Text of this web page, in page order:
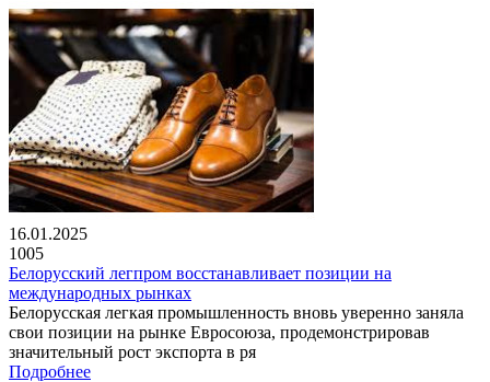
16.01.2025
1005
Белорусский легпром восстанавливает позиции на
международных рынках
Белорусская легкая промышленность вновь уверенно заняла
свои позиции на рынке Евросоюза, продемонстрировав
значительный рост экспорта в ря
Подробнее